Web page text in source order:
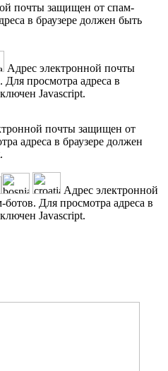
почты защищен от спам-
в браузере должен быть
Адрес электронной почты
просмотра адреса в
Javascript.
почты защищен от
адреса в браузере должен
Адрес электронной
Для просмотра адреса в
Javascript.